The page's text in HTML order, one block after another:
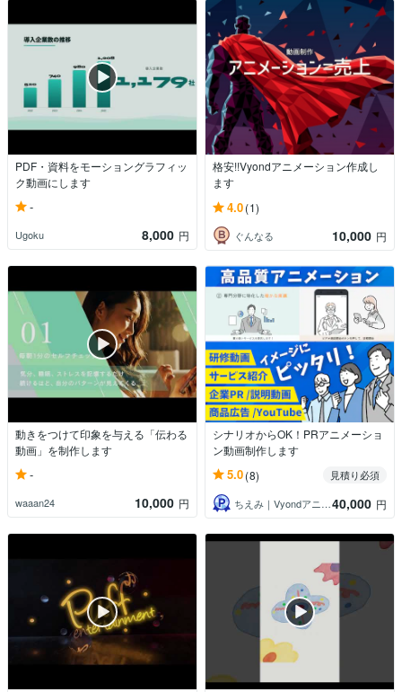
PDF・資料をモーショングラフィッ
ク動画にします
-
Ugoku 8,000 円
格安!!Vyondアニメーション作成し
ます
4.0(1)
ぐんなる 10,000 円
動きをつけて印象を与える「伝わる
動画」を制作します
-
waaan24 10,000 円
シナリオからOK！PRアニメーショ
ン動画制作します
5.0(8)
見積り必須
ちえみ｜Vyondアニメーション制作 40,000 円